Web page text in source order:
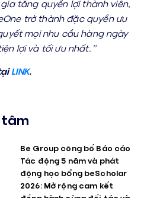
tăng quyền lợi thành viên,
trở thành đặc quyền ưu
mọi nhu cầu hàng ngày
lợi và tối ưu nhất.”
LINK.
Be Group công bố Báo cáo
Tác động 5 năm và phát
động học bổng beScholar
2026: Mở rộng cam kết